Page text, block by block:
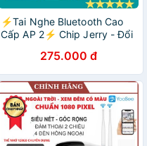
⚡Tai Nghe Bluetooth Cao
Cấp AP 2⚡ Chip Jerry - Đổi
Tháng,lỗi 1 đổi 1-vincase
275.000 đ